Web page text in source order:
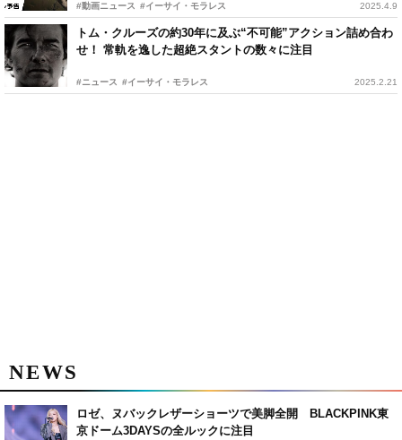
#動画ニュース #イーサイ・モラレス 2025.4.9
トム・クルーズの約30年に及ぶ“不可能”アクション詰め合わ
せ！ 常軌を逸した超絶スタントの数々に注目
#ニュース #イーサイ・モラレス 2025.2.21
NEWS
ロゼ、ヌバックレザーショーツで美脚全開 BLACKPINK東
京ドーム3DAYSの全ルックに注目